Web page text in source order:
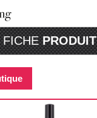
FICHEPRODUIT